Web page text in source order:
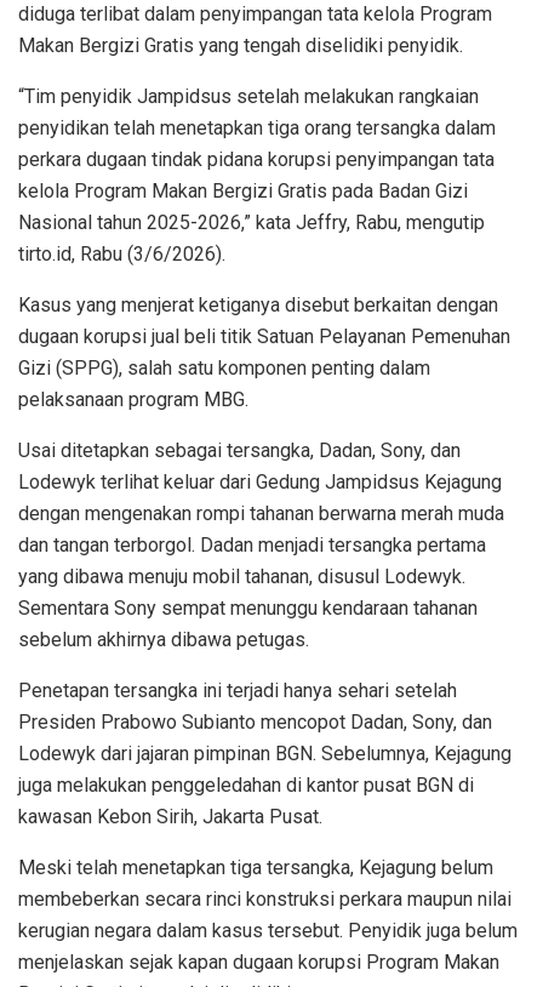
diduga terlibat dalam penyimpangan tata kelola Program
Makan Bergizi Gratis yang tengah diselidiki penyidik.
“Tim penyidik Jampidsus setelah melakukan rangkaian
penyidikan telah menetapkan tiga orang tersangka dalam
perkara dugaan tindak pidana korupsi penyimpangan tata
kelola Program Makan Bergizi Gratis pada Badan Gizi
Nasional tahun 2025-2026,” kata Jeffry, Rabu, mengutip
tirto.id, Rabu (3/6/2026).
Kasus yang menjerat ketiganya disebut berkaitan dengan
dugaan korupsi jual beli titik Satuan Pelayanan Pemenuhan
Gizi (SPPG), salah satu komponen penting dalam
pelaksanaan program MBG.
Usai ditetapkan sebagai tersangka, Dadan, Sony, dan
Lodewyk terlihat keluar dari Gedung Jampidsus Kejagung
dengan mengenakan rompi tahanan berwarna merah muda
dan tangan terborgol. Dadan menjadi tersangka pertama
yang dibawa menuju mobil tahanan, disusul Lodewyk.
Sementara Sony sempat menunggu kendaraan tahanan
sebelum akhirnya dibawa petugas.
Penetapan tersangka ini terjadi hanya sehari setelah
Presiden Prabowo Subianto mencopot Dadan, Sony, dan
Lodewyk dari jajaran pimpinan BGN. Sebelumnya, Kejagung
juga melakukan penggeledahan di kantor pusat BGN di
kawasan Kebon Sirih, Jakarta Pusat.
Meski telah menetapkan tiga tersangka, Kejagung belum
membeberkan secara rinci konstruksi perkara maupun nilai
kerugian negara dalam kasus tersebut. Penyidik juga belum
menjelaskan sejak kapan dugaan korupsi Program Makan